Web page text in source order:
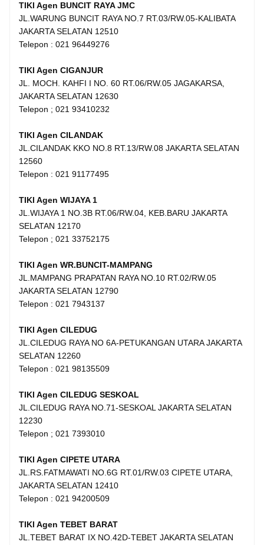
TIKI Agen BUNCIT RAYA JMC
JL.WARUNG BUNCIT RAYA NO.7 RT.03/RW.05-KALIBATA
JAKARTA SELATAN 12510
Telepon : 021 96449276
TIKI Agen CIGANJUR
JL. MOCH. KAHFI I NO. 60 RT.06/RW.05 JAGAKARSA,
JAKARTA SELATAN 12630
Telepon ; 021 93410232
TIKI Agen CILANDAK
JL.CILANDAK KKO NO.8 RT.13/RW.08 JAKARTA SELATAN
12560
Telepon : 021 91177495
TIKI Agen WIJAYA 1
JL.WIJAYA 1 NO.3B RT.06/RW.04, KEB.BARU JAKARTA
SELATAN 12170
Telepon ; 021 33752175
TIKI Agen WR.BUNCIT-MAMPANG
JL.MAMPANG PRAPATAN RAYA NO.10 RT.02/RW.05
JAKARTA SELATAN 12790
Telepon : 021 7943137
TIKI Agen CILEDUG
JL.CILEDUG RAYA NO 6A-PETUKANGAN UTARA JAKARTA
SELATAN 12260
Telepon : 021 98135509
TIKI Agen CILEDUG SESKOAL
JL.CILEDUG RAYA NO.71-SESKOAL JAKARTA SELATAN
12230
Telepon ; 021 7393010
TIKI Agen CIPETE UTARA
JL.RS.FATMAWATI NO.6G RT.01/RW.03 CIPETE UTARA,
JAKARTA SELATAN 12410
Telepon : 021 94200509
TIKI Agen TEBET BARAT
JL.TEBET BARAT IX NO.42D-TEBET JAKARTA SELATAN